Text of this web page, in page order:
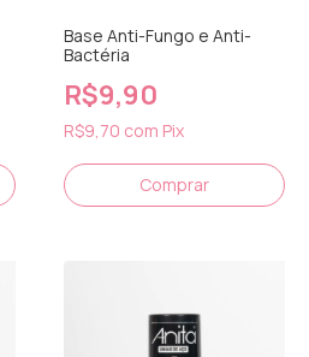
Base Anti-Fungo e Anti-
Bactéria
R$9,90
R$9,70 com Pix